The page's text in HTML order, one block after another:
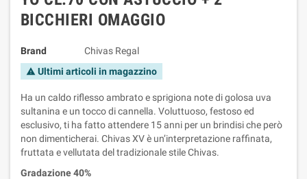
BICCHIERI OMAGGIO
Brand Chivas Regal
warning Ultimi articoli in magazzino
Ha un caldo riflesso ambrato e sprigiona note di golosa uva
sultanina e un tocco di cannella. Voluttuoso, festoso ed
esclusivo, ti ha fatto attendere 15 anni per un brindisi che però
non dimenticherai. Chivas XV è un’interpretazione raffinata,
fruttata e vellutata del tradizionale stile Chivas.
Gradazione 40%